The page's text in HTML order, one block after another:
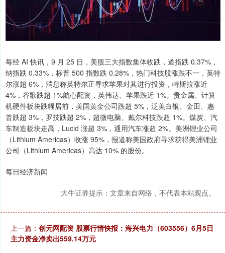
每经 AI 快讯，9 月 25 日，美股三大指数集体收跌，道指跌 0.37%，
纳指跌 0.33%，标普 500 指数跌 0.28%，热门科技股涨跌不一，英特
尔涨超 6%，消息称英特尔正寻求苹果对其进行投资，特斯拉涨近
4%，谷歌跌超 1%航心配资，英伟达、苹果跌近 1%。贵金属、计算
机硬件板块跌幅居前，美国黄金公司跌超 5%，泛美白银、金田、惠
普跌超 3%，罗技跌超 2%，超微电脑、戴尔科技跌超 1%。煤炭、汽
车制造板块走高，Lucid 涨超 3%，通用汽车涨超 2%。美洲锂业公司
（Lithium Americas）收涨 95%，报道称美国政府寻求获得美洲锂业
公司（Lithium Americas）高达 10% 的股份。
每日经济新闻
大牛证券提示：文章来自网络，不代表本站观点。
上一篇： 创元网配资 股票行情快报：海兴电力（603556）6月5日
主力资金净卖出559.14万元